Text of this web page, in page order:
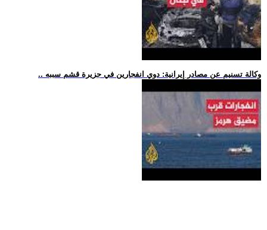
.. وكالة تسنيم عن مصادر إيرانية: دوي انفجارين في جزيرة قشم سببه